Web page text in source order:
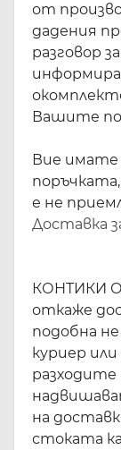
от
дадения
разговор
Вашите
Вие имате
е не
Доставка
КОНТИКИ
откаже
подобна
куриер
разходите
на
стоката